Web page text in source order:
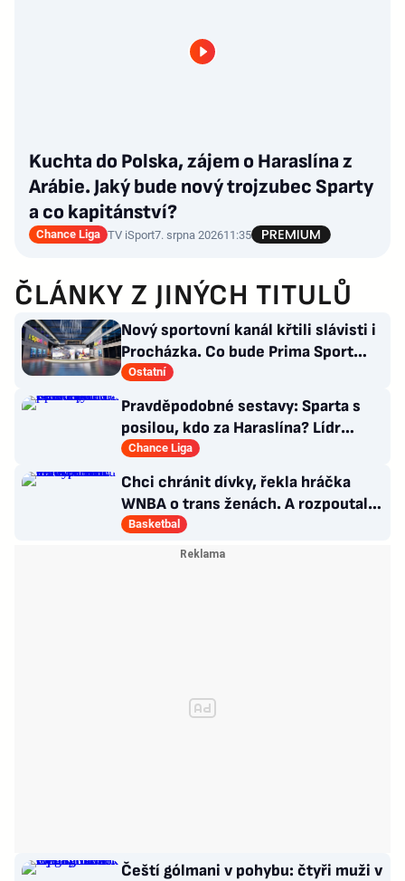
Kuchta do Polska, zájem o Haraslína z
Arábie. Jaký bude nový trojzubec Sparty
a co kapitánství?
Chance Liga TV iSport7. srpna 202611:35
ČLÁNKY Z JINÝCH TITULŮ
Nový sportovní kanál křtili slávisti i
Procházka. Co bude Prima Sport
vysílat?
Ostatní
Pravděpodobné sestavy: Sparta s
posilou, kdo za Haraslína? Lídr
Slavie už v základu
Chance Liga
Chci chránit dívky, řekla hráčka
WNBA o trans ženách. A rozpoutala
kulturní válku
Basketbal
Čeští gólmani v pohybu: čtyři muži v